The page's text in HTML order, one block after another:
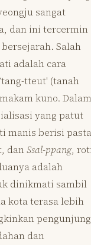
sangat
dan ini tercermin
Salah
adalah cara
tteut' (tanah
kuno. Dalam
yang patut
manis berisi pasta
danSsal-ppang,
adalah
dinikmati sambil
kota terasa lebih
pengunjung
dan